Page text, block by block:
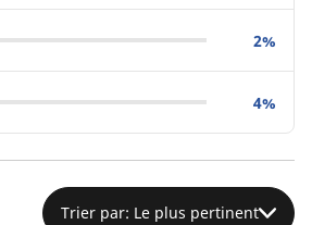
2%
4%
Trier par: Le plus pertinent